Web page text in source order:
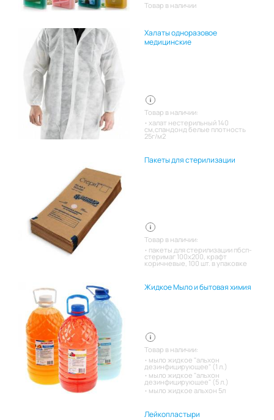
Товар в наличии
Халаты одноразовое
медицинские
Товар в наличии:
халат нестерильный 140
см,спандонд белые плотность
25г/м2
Пакеты для стерилизации
Товар в наличии:
пакеты для стерилизации пбсп-
стеримаг 100х200, крафт
коричневые, 100 шт. в упаковке
Жидкое Мыло и бытовая химия
Товар в наличии:
мыло жидкое "альхон
дезинфицирующее" (1 л.)
мыло жидкое "альхон
дезинфицирующее" (5 л.)
мыло жидкое альхон 5л
Лейкопластыри